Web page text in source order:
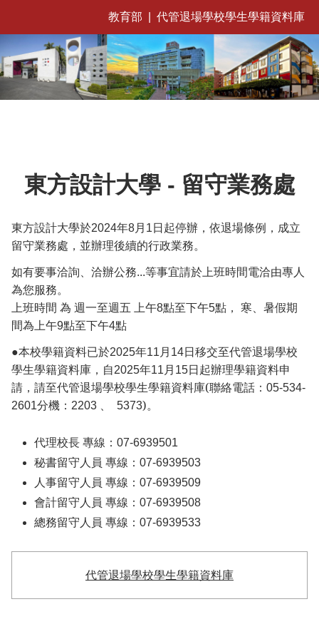
教育部 代管退場學校學生學籍資料庫
東方設計大學 - 留守業務處
東方設計大學於2024年8月1日起停辦，依退場條例，成立
留守業務處，並辦理後續的行政業務。
如有要事洽詢、洽辦公務...等事宜請於上班時間電洽由專人
為您服務。
上班時間 為 週一至週五 上午8點至下午5點， 寒、暑假期
間為上午9點至下午4點
●本校學籍資料已於2025年11月 14日移交至代管退場學校
學生學籍資料庫，自2025年11月 15日起辦理學籍資料申
請，請至代管退場學校學生學籍資料庫(聯絡電話： 05-534-
2601分機： 2203 、 5373)。
代理校長 專線：07-6939501
秘書留守人員 專線：07-6939503
人事留守人員 專線：07-6939509
會計留守人員 專線：07-6939508
總務留守人員 專線：07-6939533
代管退場學校學生學籍資料庫